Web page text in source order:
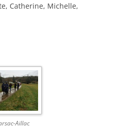
Catherine, Michelle,
Aillac